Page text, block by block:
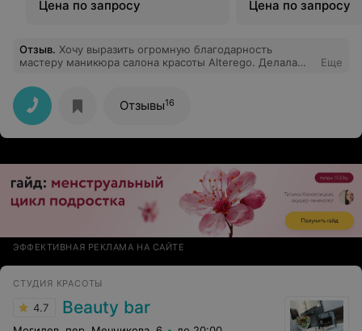
Цена по запросу Цена по запросу
Отзыв. Хочу выразить огромную благодарность
мастеру маникюра салона красоты Alterego. Делала
качественно. Хочется также отметит,что мастер очень
душевно выполнила свою работу.Хочу сказать спасибо
всем сотрудникам салона. Вы создаете теплую,
домашнюю атмосферу. Всем рекомендую данный
салон!
Еще
Отзывы16
ЭФФЕКТИВНАЯ РЕКЛАМА НА САЙТЕ
СТУДИЯ КРАСОТЫ
4.7 Beauty bar